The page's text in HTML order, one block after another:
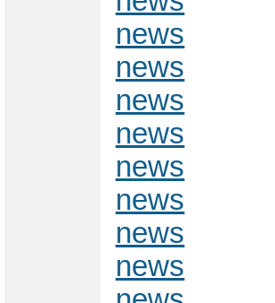
news
news
news
news
news
news
news
news